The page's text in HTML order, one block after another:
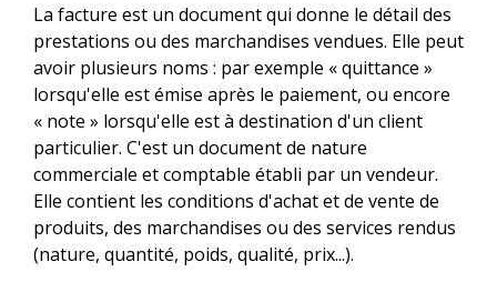
La facture est un document qui donne le détail des
prestations ou des marchandises vendues. Elle peut
avoir plusieurs noms : par exemple « quittance »
lorsqu'elle est émise après le paiement, ou encore
« note » lorsqu'elle est à destination d'un client
particulier. C'est un document de nature
commerciale et comptable établi par un vendeur.
Elle contient les conditions d'achat et de vente de
produits, des marchandises ou des services rendus
(nature, quantité, poids, qualité, prix...).